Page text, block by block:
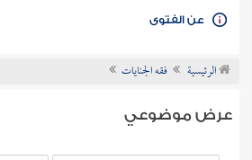
مختارات الفتاوى
الفتوى
الرئيسية فقه الجنايات
عرض موضوعي